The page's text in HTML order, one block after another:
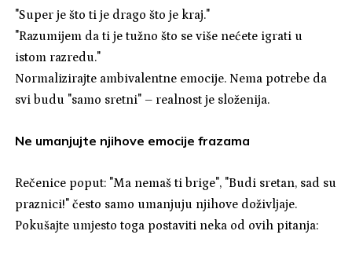
"Super je što ti je drago što je kraj."
"Razumijem da ti je tužno što se više nećete igrati u
istom razredu."
Normalizirajte ambivalentne emocije. Nema potrebe da
svi budu "samo sretni" – realnost je složenija.
Ne umanjujte njihove emocije frazama
Rečenice poput: "Ma nemaš ti brige", "Budi sretan, sad su
praznici!" često samo umanjuju njihove doživljaje.
Pokušajte umjesto toga postaviti neka od ovih pitanja: